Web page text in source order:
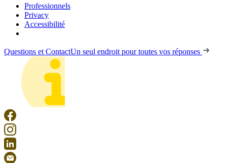
Professionnels
Privacy
Accessibilité
Questions et ContactUn seul endroit pour toutes vos réponses